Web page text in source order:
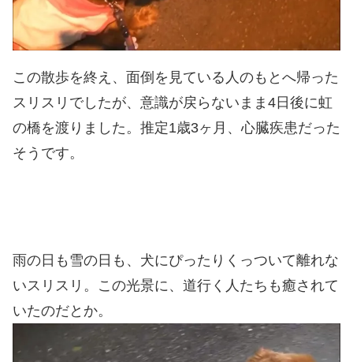
この散歩を終え、面倒を見ている人のもとへ帰った
スリスリでしたが、意識が戻らないまま4日後に虹
の橋を渡りました。推定1歳3ヶ月、心臓疾患だった
そうです。
雨の日も雪の日も、犬にぴったりくっついて離れな
いスリスリ。この光景に、道行く人たちも癒されて
いたのだとか。